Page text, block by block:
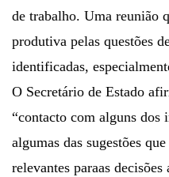
de trabalho. Uma reunião
produtiva pelas questões
identificadas,
O Secretário de Estado
“contacto com alguns dos
algumas das sugestões
relevantes paraas